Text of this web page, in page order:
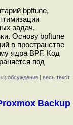
bpftune,
задач,
Основу bpftune
в пространстве
ядра BPF. Код
под
обсуждение | весь текст
Backup